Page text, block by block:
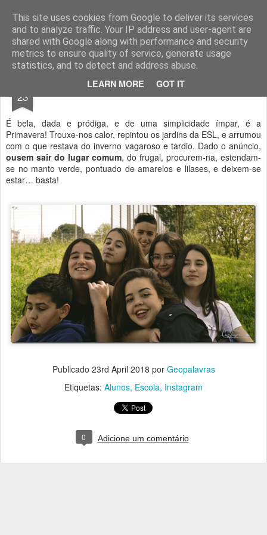
This site uses cookies from Google to deliver its services
and to analyze traffic. Your IP address and user-agent are
shared with Google along with performance and security
metrics to ensure quality of service, generate usage
statistics, and to detect and address abuse.
LEARN MORE GOT IT
Geopalavras
canal800 clique ZapCanal
23 Primavera!
É bela, dada e pródiga, e de uma simplicidade ímpar, é a
Primavera! Trouxe-nos calor, repintou os jardins da ESL, e arrumou
com o que restava do inverno vagaroso e tardio. Dado o anúncio,
ousem sair do lugar comum, do frugal, procurem-na, estendam-
se no manto verde, pontuado de amarelos e lilases, e deixem-se
estar… basta!
Publicado 23rd April 2018 por Geopalavras
Etiquetas: Alunos Escola Instagram
0 Adicione um comentário